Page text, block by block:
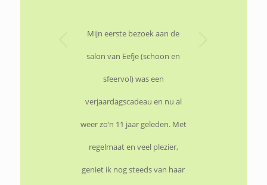
Mijn eerste bezoek aan de
salon van Eefje (schoon en
sfeervol) was een
verjaardagscadeau en nu al
weer zo’n 11 jaar geleden. Met
regelmaat en veel plezier,
geniet ik nog steeds van haar
Volgende